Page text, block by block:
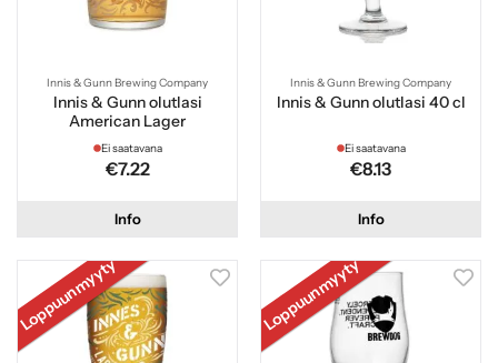
Innis & Gunn Brewing Company
Innis & Gunn olutlasi
American Lager
Ei saatavana
€7.22
Info
Innis & Gunn Brewing Company
Innis & Gunn olutlasi 40 cl
Ei saatavana
€8.13
Info
Loppuunmyyty Loppuunmyyty